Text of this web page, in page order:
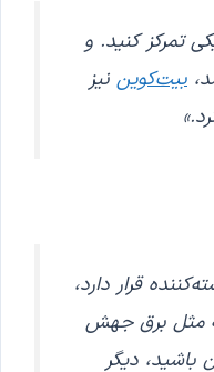
تمرکز کنید. و
بیت‌کوین نیز
قرار دارد،
مثل برق جهش
باشید، دیگر